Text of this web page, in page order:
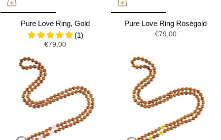
Pure Love Ring, Gold
(1)
€79,00
Pure Love Ring Roségold
€79,00